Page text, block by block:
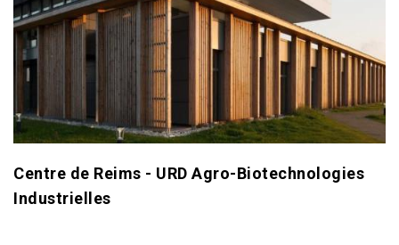
Centre de Reims - URD Agro-Biotechnologies
Industrielles